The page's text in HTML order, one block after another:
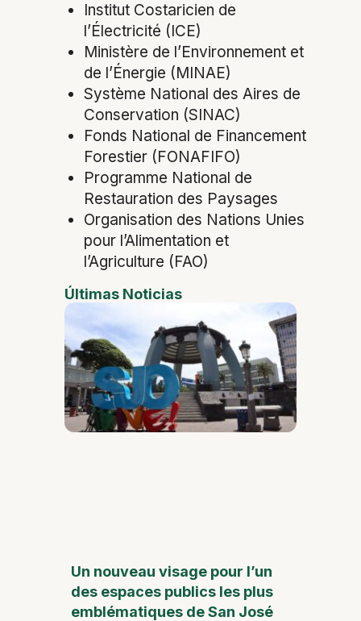
Institut Costaricien de
l’Électricité (ICE)
Ministère de l’Environnement et
de l’Énergie (MINAE)
Système National des Aires de
Conservation (SINAC)
Fonds National de Financement
Forestier (FONAFIFO)
Programme National de
Restauration des Paysages
Organisation des Nations Unies
pour l’Alimentation et
l’Agriculture (FAO)
Últimas Noticias
Un nouveau visage pour l’un
des espaces publics les plus
emblématiques de San José